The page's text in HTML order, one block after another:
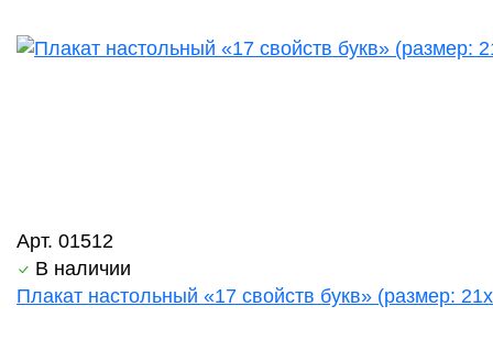
Арт. 01512
В наличии
Плакат настольный «17 свойств букв» (размер: